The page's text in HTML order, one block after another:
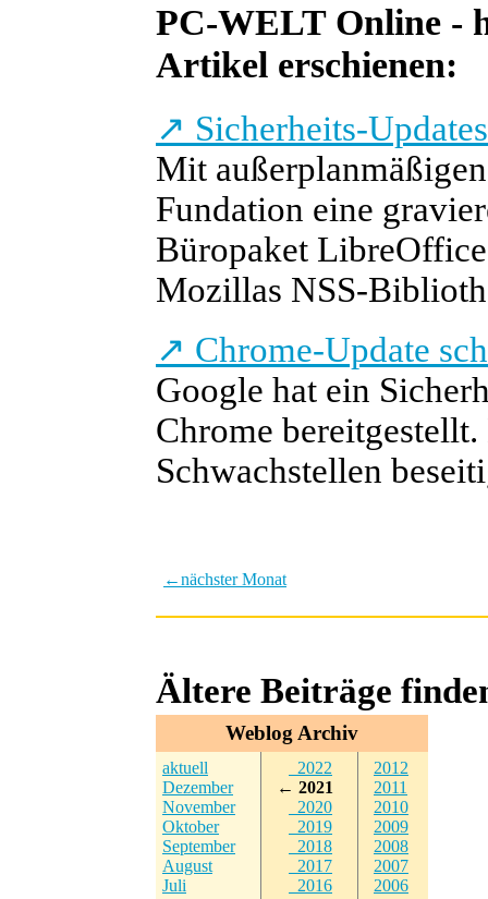
PC-WELT Online -
Artikel erschienen:
↗ Sicherheits-
Mit
Fundation eine
Büropaket
Mozillas NSS-
↗ Chrome-Update
Google hat ein
Chrome
Schwachstellen
←nächster Monat
Ältere Beiträge
Weblog Archiv
aktuell
Dezember
November
Oktober
September
August
Juli
2022
← 2021
2020
2019
2018
2017
2016
2012
2011
2010
2009
2008
2007
2006